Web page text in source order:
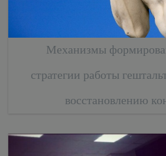
Механизмы
стратегии работы
восстановлению